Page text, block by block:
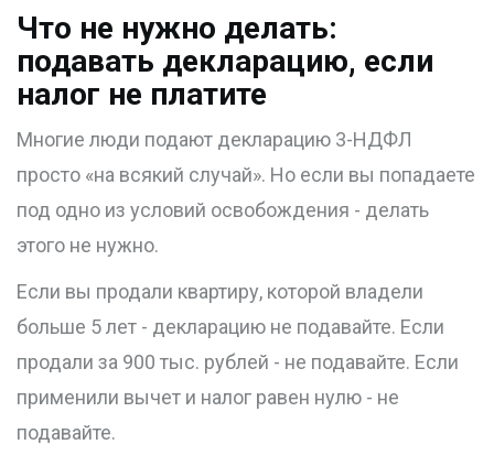
Что не нужно делать:
подавать декларацию, если
налог не платите
Многие люди подают декларацию 3-НДФЛ
просто «на всякий случай». Но если вы попадаете
под одно из условий освобождения - делать
этого не нужно.
Если вы продали квартиру, которой владели
больше 5 лет - декларацию не подавайте. Если
продали за 900 тыс. рублей - не подавайте. Если
применили вычет и налог равен нулю - не
подавайте.